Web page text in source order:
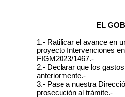
EL
1.- Ratificar el avance en
proyecto Intervenciones
FIGM2023/1467.-
2.- Declarar que los
anteriormente.-
3.- Pase a nuestra
prosecución al trámite.-